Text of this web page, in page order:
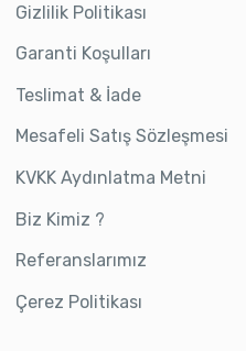
Gizlilik Politikası
Garanti Koşulları
Teslimat & İade
Mesafeli Satış Sözleşmesi
KVKK Aydınlatma Metni
Biz Kimiz ?
Referanslarımız
Çerez Politikası